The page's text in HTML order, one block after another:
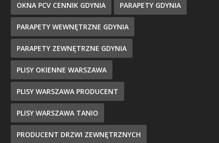
OKNA PCV CENNIK GDYNIA PARAPETY GDYNIA
PARAPETY WEWNĘTRZNE GDYNIA
PARAPETY ZEWNĘTRZNE GDYNIA
PLISY OKIENNE WARSZAWA
PLISY WARSZAWA PRODUCENT
PLISY WARSZAWA TANIO
PRODUCENT DRZWI ZEWNĘTRZNYCH